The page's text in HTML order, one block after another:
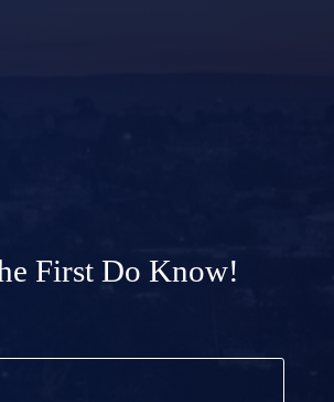
First Do Know!